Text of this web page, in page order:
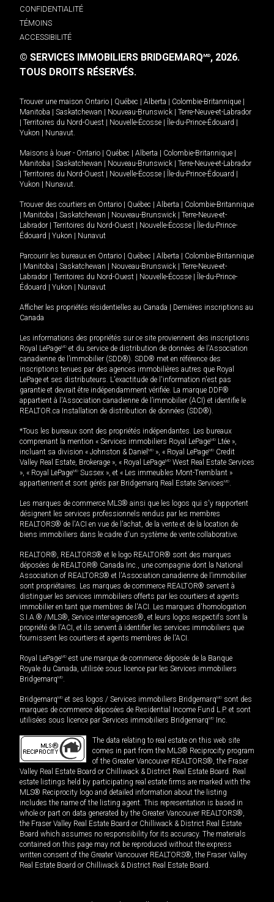
CONFIDENTIALITÉ
TÉMOINS
ACCESSIBILITÉ
© SERVICES IMMOBILIERS BRIDGEMARQMD, 2026.
TOUS DROITS RÉSERVÉS.
Trouver une maison Ontario Québec Alberta Colombie-Britannique
Manitoba
Saskatchewan Nouveau-Brunswick
Terre-Neuve-et-Labrador
Territoires du Nord-Ouest Nouvelle-Écosse Île-du-Prince-Édouard
Yukon
Nunavut.
Maisons à louer - Ontario Québec Alberta Colombie-Britannique
Manitoba
Saskatchewan Nouveau-Brunswick
Terre-Neuve-et-Labrador
Territoires du Nord-Ouest Nouvelle-Écosse Île-du-Prince-Édouard
Yukon
Nunavut.
Trouver des courtiers en Ontario Québec Alberta
Colombie-Britannique
Manitoba Saskatchewan Nouveau-Brunswick
Terre-Neuve-et-
Labrador
Territoires du Nord-Ouest Nouvelle-Écosse
Île-du-Prince-
Édouard
Yukon Nunavut
Parcourir les bureaux en Ontario Québec Alberta
Colombie-Britannique
Manitoba Saskatchewan Nouveau-Brunswick
Terre-Neuve-et-
Labrador
Territoires du Nord-Ouest Nouvelle-Écosse
Île-du-Prince-
Édouard
Yukon Nunavut
Afficher les propriétés résidentielles au Canada
Dernières inscriptions au
Canada
Les informations des propriétés sur ce site proviennent des inscriptions
Royal LePageMD et du service de distribution de données de l'Association
canadienne de l’immobilier (SDD®). SDD® met en référence des
inscriptions tenues par des agences immobilières autres que Royal
LePage et ses distributeurs. L'exactitude de l'information n'est pas
garantie et devrait être indépendamment vérifiée. La marque DDF®
appartient à l'Association canadienne de l’immobilier (ACI) et identifie le
REALTOR.ca Installation de distribution de données (SDD®).
*Tous les bureaux sont des propriétés indépendantes. Les bureaux
comprenant la mention « Services immobiliers Royal LePageMD Ltée »,
incluant sa division « Johnston & Daniel MD », « Royal LePageMD Credit
Valley Real Estate, Brokerage », « Royal LePageMD West Real Estate Services
», « Royal LePageMD Sussex », et « Les immeubles Mont-Tremblant »
appartiennent et sont gérés par Bridgemarq Real Estate ServicesMD.
Les marques de commerce MLS® ainsi que les logos qui s'y rapportent
désignent les services professionnels rendus par les membres
REALTORS® de l'ACI en vue de l'achat, de la vente et de la location de
biens immobiliers dans le cadre d'un système de vente collaborative.
REALTOR®, REALTORS® et le logo REALTOR® sont des marques
déposées de REALTOR® Canada Inc., une compagnie dont la National
Association of REALTORS® et l'Association canadienne de l’immobilier
sont propriétaires. Les marques de commerce REALTOR® servent à
distinguer les services immobiliers offerts par les courtiers et agents
immobilier en tant que membres de l'ACI. Les marques d'homologation
S.I.A.® /MLS®, Service inter-agences®, et leurs logos respectifs sont la
propriété de l'ACI, et ils servent à identifier les services immobiliers que
fournissent les courtiers et agents membres de l'ACI.
Royal LePageMD est une marque de commerce déposée de la Banque
Royale du Canada, utilisée sous licence par les Services immobiliers
BridgemarqMD.
BridgemarqMD et ses logos / Services immobiliers BridgemarqMD sont des
marques de commerce déposées de Residential Income Fund L.P. et sont
utilisées sous licence par Services immobiliers BridgemarqMD Inc.
The data relating to real estate on this web site
comes in part from the MLS® Reciprocity program
of the Greater Vancouver REALTORS®, the Fraser
Valley Real Estate Board or Chilliwack & District Real Estate Board. Real
estate listings held by participating real estate firms are marked with the
MLS® Reciprocity logo and detailed information about the listing
includes the name of the listing agent. This representation is based in
whole or part on data generated by the Greater Vancouver REALTORS®,
the Fraser Valley Real Estate Board or Chilliwack & District Real Estate
Board which assumes no responsibility for its accuracy. The materials
contained on this page may not be reproduced without the express
written consent of the Greater Vancouver REALTORS®, the Fraser Valley
Real Estate Board or Chilliwack & District Real Estate Board.